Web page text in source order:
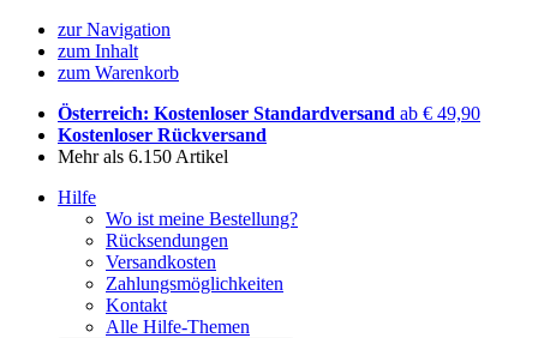
zur Navigation
zum Inhalt
zum Warenkorb
Österreich: Kostenloser Standardversand ab € 49,90
Kostenloser Rückversand
Mehr als 6.150 Artikel
Hilfe
Wo ist meine Bestellung?
Rücksendungen
Versandkosten
Zahlungsmöglichkeiten
Kontakt
Alle Hilfe-Themen